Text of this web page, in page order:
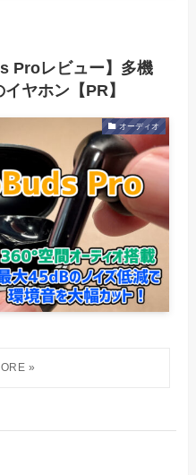
Proレビュー】多機
ヤホン【PR】
オーディオ